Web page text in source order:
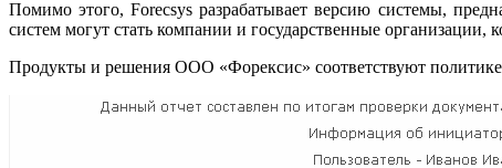
Помимо этого, Forecsys разрабатывает версию системы,
систем могут стать компании и государственные
Продукты и решения ООО «Форексис» соответствуют